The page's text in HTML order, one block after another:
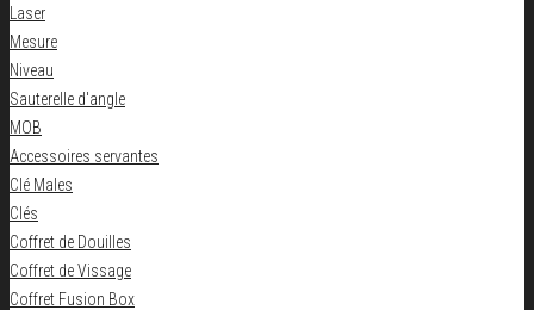
Laser
Mesure
Niveau
Sauterelle d'angle
MOB
Accessoires servantes
Clé Males
Clés
Coffret de Douilles
Coffret de Vissage
Coffret Fusion Box